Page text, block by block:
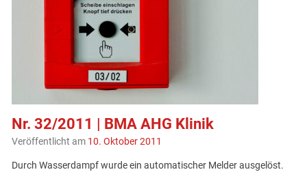
Nr. 32/2011 | BMA AHG Klinik
Veröffentlicht am 10. Oktober 2011
Durch Wasserdampf wurde ein automatischer Melder ausgelöst.